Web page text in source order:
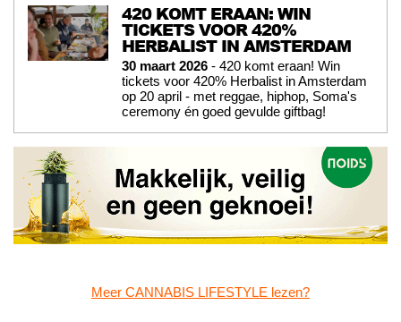
420 KOMT ERAAN: WIN
TICKETS VOOR 420%
HERBALIST IN AMSTERDAM
30 maart 2026 - 420 komt eraan! Win
tickets voor 420% Herbalist in Amsterdam
op 20 april - met reggae, hiphop, Soma's
ceremony én goed gevulde giftbag!
Meer CANNABIS LIFESTYLE lezen?